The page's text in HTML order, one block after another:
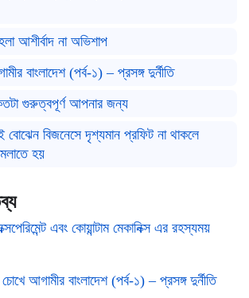
আশীর্বাদ না অভিশাপ
বাংলাদেশ (পর্ব-১) – প্রসঙ্গ দুর্নীতি
গুরুত্বপূর্ণ আপনার জন্য
বিজনেসে দৃশ্যমান প্রফিট না থাকলে
হয়
এবং কোয়ান্টাম মেকানিক্স এর রহস্যময়
আগামীর বাংলাদেশ (পর্ব-১) – প্রসঙ্গ দুর্নীতি